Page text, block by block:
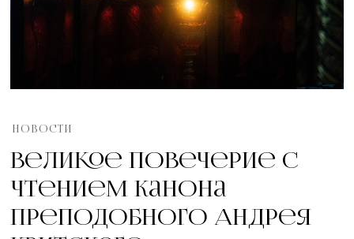
НОВОСТИ
Великое повечерие с
чтением канона
преподобного Андрея